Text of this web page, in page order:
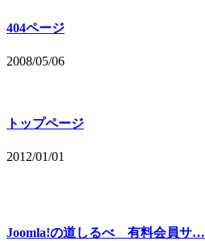
404ページ
2008/05/06
トップページ
2012/01/01
Joomla!の道しるべ 有料会員サ…